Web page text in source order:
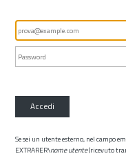
Accedi
Se sei un utente esterno, nel campo
EXTRARER\nome utente(ricevuto